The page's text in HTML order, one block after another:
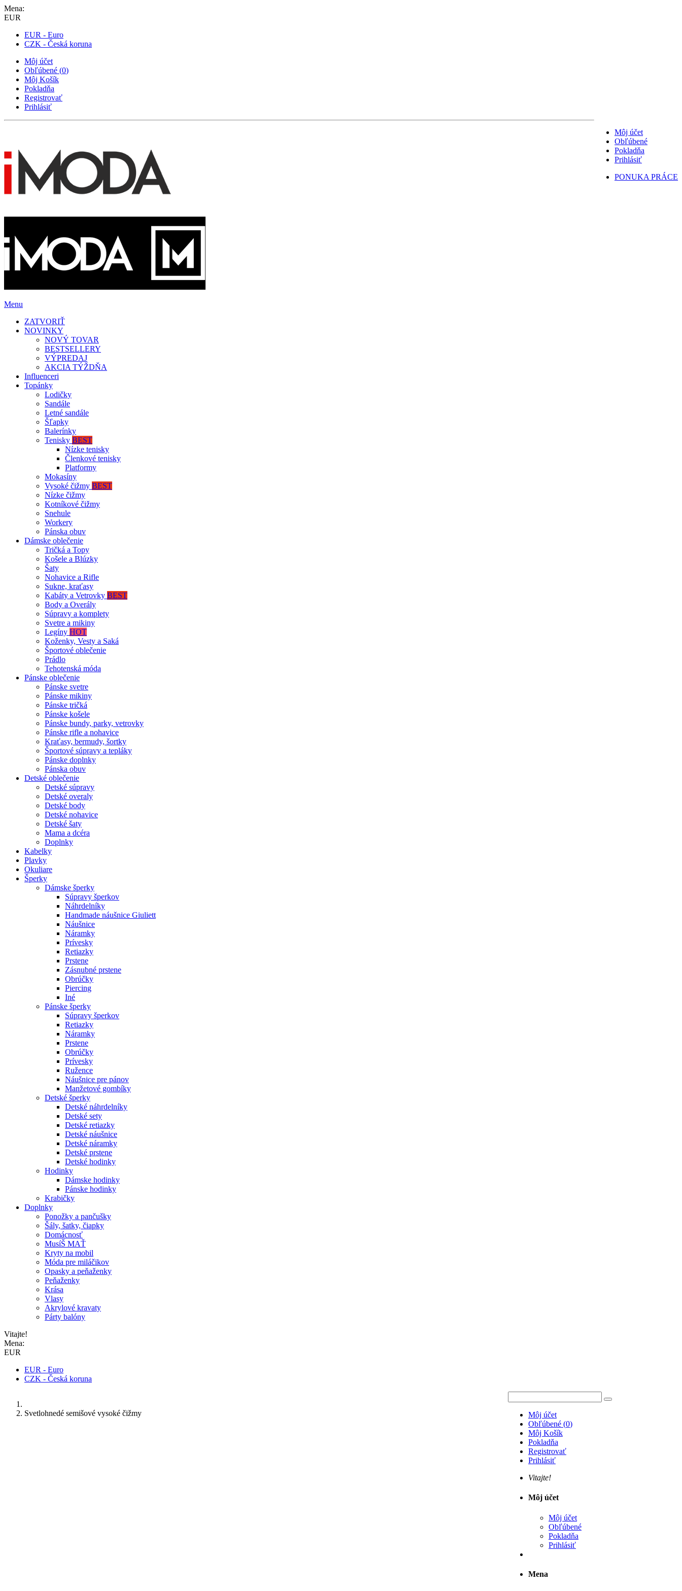
Mena:
EUR
EUR - Euro
CZK - Česká koruna
Môj účet
Obľúbené (0)
Môj Košík
Pokladňa
Registrovať
Prihlásiť
Môj účet
Obľúbené
Pokladňa
Prihlásiť
PONUKA PRÁCE
Menu
ZATVORIŤ
NOVINKY
NOVÝ TOVAR
BESTSELLERY
VÝPREDAJ
AKCIA TÝŽDŇA
Influenceri
Topánky
Lodičky
Sandále
Letné sandále
Šľapky
Balerínky
Tenisky BEST
Nízke tenisky
Členkové tenisky
Platformy
Mokasíny
Vysoké čižmy BEST
Nízke čižmy
Kotníkové čižmy
Snehule
Workery
Pánska obuv
Dámske oblečenie
Tričká a Topy
Košele a Blúzky
Šaty
Nohavice a Rifle
Sukne, kraťasy
Kabáty a Vetrovky BEST
Body a Overály
Súpravy a komplety
Svetre a mikiny
Legíny HOT
Koženky, Vesty a Saká
Športové oblečenie
Prádlo
Tehotenská móda
Pánske oblečenie
Pánske svetre
Pánske mikiny
Pánske tričká
Pánske košele
Pánske bundy, parky, vetrovky
Pánske rifle a nohavice
Kraťasy, bermudy, šortky
Športové súpravy a tepláky
Pánske doplnky
Pánska obuv
Detské oblečenie
Detské súpravy
Detské overaly
Detské body
Detské nohavice
Detské šaty
Mama a dcéra
Doplnky
Kabelky
Plavky
Okuliare
Šperky
Dámske šperky
Súpravy šperkov
Náhrdelníky
Handmade náušnice Giuliett
Náušnice
Náramky
Prívesky
Retiazky
Prstene
Zásnubné prstene
Obrúčky
Piercing
Iné
Pánske šperky
Súpravy šperkov
Retiazky
Náramky
Prstene
Obrúčky
Prívesky
Ružence
Náušnice pre pánov
Manžetové gombíky
Detské šperky
Detské náhrdelníky
Detské sety
Detské retiazky
Detské náušnice
Detské náramky
Detské prstene
Detské hodinky
Hodinky
Dámske hodinky
Pánske hodinky
Krabičky
Doplnky
Ponožky a pančušky
Šály, šatky, čiapky
Domácnosť
MusíŠ MAŤ
Kryty na mobil
Móda pre miláčikov
Opasky a peňaženky
Peňaženky
Krása
Vlasy
Akrylové kravaty
Párty balóny
Vitajte!
Mena:
EUR
EUR - Euro
CZK - Česká koruna
Môj účet
Obľúbené (0)
Môj Košík
Pokladňa
Registrovať
Prihlásiť
Vitajte!
Môj účet
Môj účet
Obľúbené
Pokladňa
Prihlásiť
Mena
Svetlohnedé semišové vysoké čižmy